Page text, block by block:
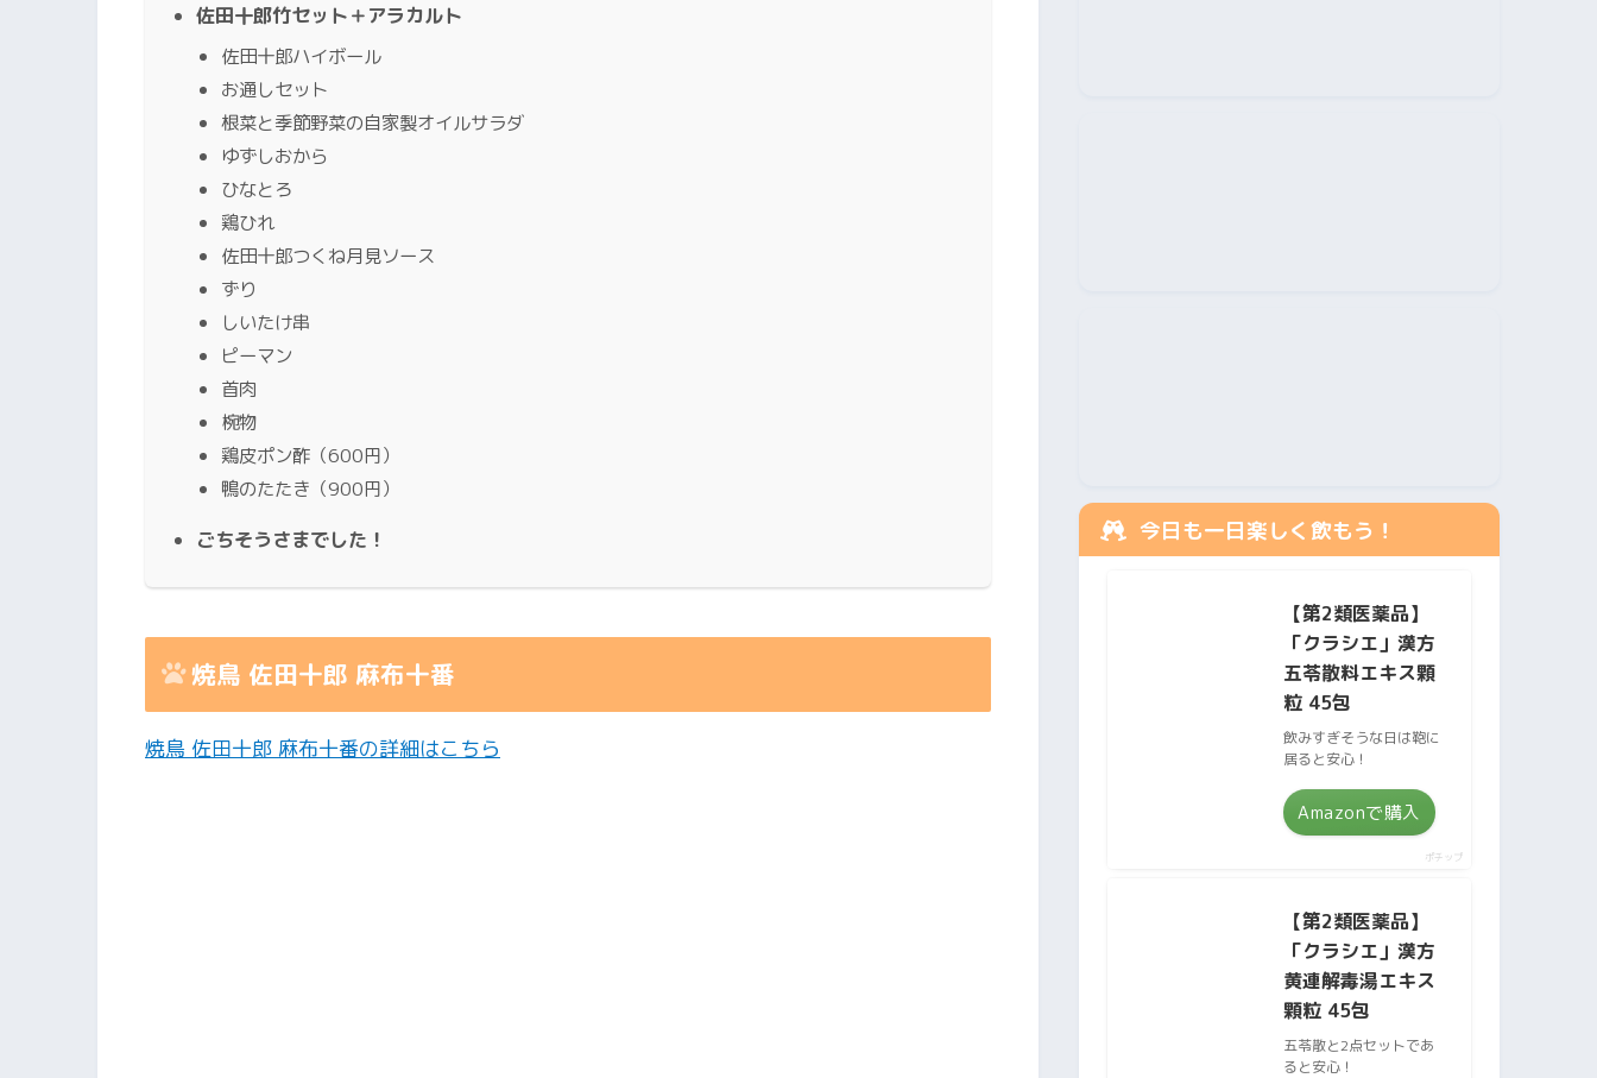
佐田十郎竹セット＋アラカルト
佐田十郎ハイボール
お通しセット
根菜と季節野菜の自家製オイルサラダ
ゆずしおから
ひなとろ
鶏ひれ
佐田十郎つくね月見ソース
ずり
しいたけ串
ピーマン
首肉
椀物
鶏皮ポン酢（600円）
鴨のたたき（900円）
ごちそうさまでした！
焼鳥 佐田十郎 麻布十番
焼鳥 佐田十郎 麻布十番の詳細はこちら
今日も一日楽しく飲もう！
【第2類医薬品】
「クラシエ」漢方
五苓散料エキス顆
粒 45包
飲みすぎそうな日は鞄に
居ると安心！
Amazonで購入
ポチップ
【第2類医薬品】
「クラシエ」漢方
黄連解毒湯エキス
顆粒 45包
五苓散と2点セットであ
ると安心！